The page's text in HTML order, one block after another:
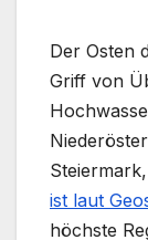
Der Osten
Griff von
ist laut
höchste